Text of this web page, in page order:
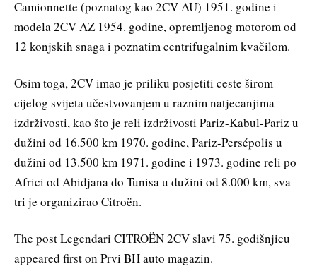
Camionnette (poznatog kao 2CV AU) 1951. godine i
modela 2CV AZ 1954. godine, opremljenog motorom od
12 konjskih snaga i poznatim centrifugalnim kvačilom.
Osim toga, 2CV imao je priliku posjetiti ceste širom
cijelog svijeta učestvovanjem u raznim natjecanjima
izdrživosti, kao što je reli izdrživosti Pariz-Kabul-Pariz u
dužini od 16.500 km 1970. godine, Pariz-Persépolis u
dužini od 13.500 km 1971. godine i 1973. godine reli po
Africi od Abidjana do Tunisa u dužini od 8.000 km, sva
tri je organizirao Citroën.
The post Legendari CITROËN 2CV slavi 75. godišnjicu
appeared first on Prvi BH auto magazin.